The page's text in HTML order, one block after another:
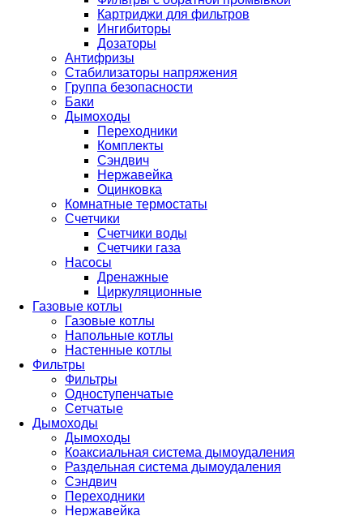
Картриджи для фильтров
Ингибиторы
Дозаторы
Антифризы
Стабилизаторы напряжения
Группа безопасности
Баки
Дымоходы
Переходники
Комплекты
Сэндвич
Нержавейка
Оцинковка
Комнатные термостаты
Счетчики
Счетчики воды
Счетчики газа
Насосы
Дренажные
Циркуляционные
Газовые котлы
Газовые котлы
Напольные котлы
Настенные котлы
Фильтры
Фильтры
Одноступенчатые
Сетчатые
Дымоходы
Дымоходы
Коаксиальная система дымоудаления
Раздельная система дымоудаления
Сэндвич
Переходники
Нержавейка